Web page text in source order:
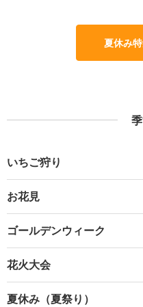
夏休み
いちご狩り
お花見
ゴールデンウィーク
花火大会
夏休み（夏祭り）